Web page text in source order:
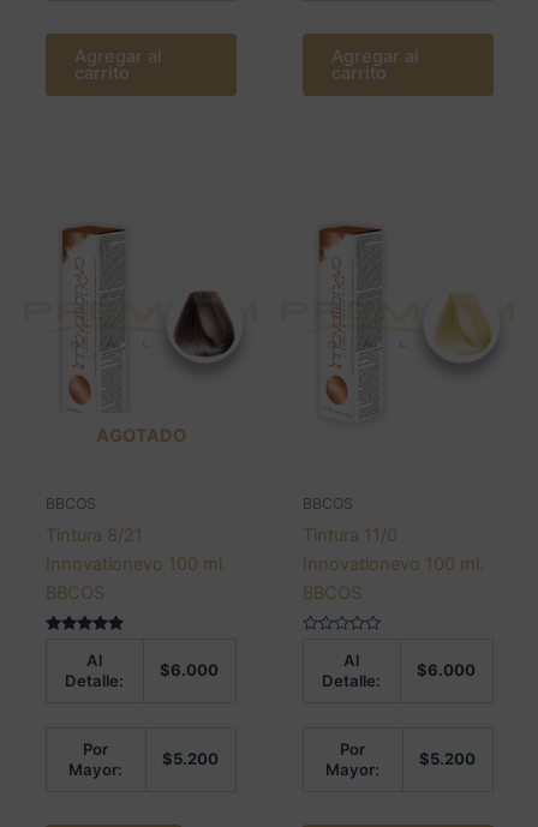
Agregar al
carrito
Agregar al
carrito
AGOTADO
BBCOS
Tintura 8/21
Innovationevo 100 ml.
BBCOS
de 5
Al
Detalle:
$6.000
Por
Mayor:
$5.200
BBCOS
Tintura 11/0
Innovationevo 100 ml.
BBCOS
Al
Detalle:
$6.000
Por
Mayor:
$5.200